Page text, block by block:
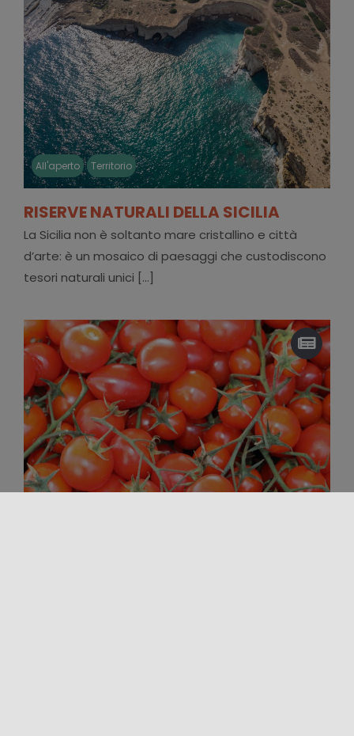
All'aperto Territorio
RISERVE NATURALI DELLA SICILIA
La Sicilia non è soltanto mare cristallino e città
d’arte: è un mosaico di paesaggi che custodiscono
tesori naturali unici [...]